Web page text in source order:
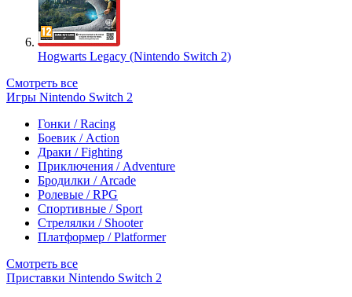
Hogwarts Legacy (Nintendo Switch 2)
Смотреть все
Игры Nintendo Switch 2
Гонки / Racing
Боевик / Action
Драки / Fighting
Приключения / Adventure
Бродилки / Arcade
Ролевые / RPG
Спортивные / Sport
Стрелялки / Shooter
Платформер / Platformer
Смотреть все
Приставки Nintendo Switch 2